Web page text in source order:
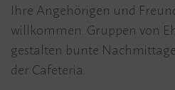
Ihre Angehörigen und
willkommen. Gruppen von
gestalten bunte
der Cafeteria.